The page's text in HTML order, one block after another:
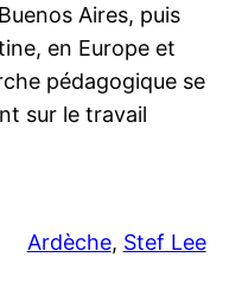
Aires, puis
en Europe et
pédagogique se
sur le travail
Ardèche, Stef Lee